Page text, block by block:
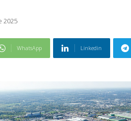
2025
WhatsApp Linkedin